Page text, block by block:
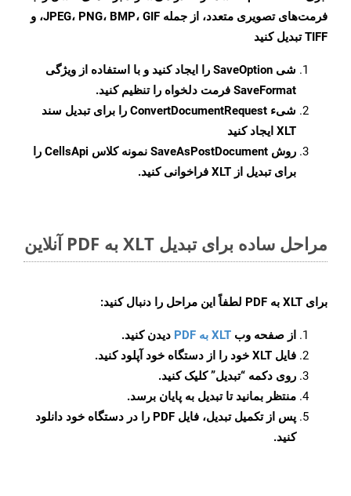
فرمت‌های تصویری متعدد، از جمله JPEG، PNG، BMP، GIF، و
TIFF تبدیل کنید
شی SaveOption را ایجاد کنید و با استفاده از ویژگی
SaveFormat فرمت دلخواه را تنظیم کنید.
شیء ConvertDocumentRequest را برای تبدیل سند
XLT ایجاد کنید
روش SaveAsPostDocument
نمونه کلاس CellsApi را
برای تبدیل از XLT فراخوانی کنید.
مراحل ساده برای تبدیل XLT به PDF آنلاین
برای XLT به PDF لطفاً این مراحل را دنبال کنید:
از صفحه وب XLT به PDF
دیدن کنید.
فایل XLT خود را از دستگاه خود آپلود کنید.
روی دکمه “تبدیل”کلیک کنید.
منتظر بمانید تا تبدیل به پایان برسد.
پس از تکمیل تبدیل، فایل PDF را در دستگاه خود دانلود
کنید.